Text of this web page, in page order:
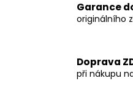
Garance
originálního
Doprava
při nákupu